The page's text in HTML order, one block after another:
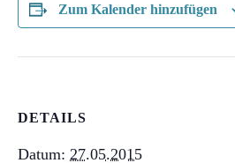
Zum Kalender hinzufügen
DETAILS
Datum: 27.05.2015